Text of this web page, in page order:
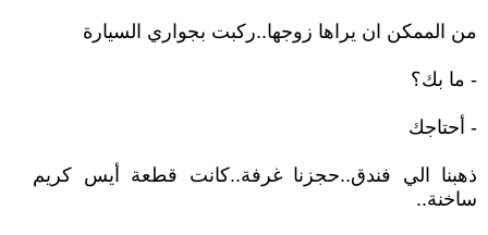
من الممكن ان يراها زوجها..ركبت بجواري السيارة
- ما بك؟
- أحتاجك
ذهبنا الي فندق..حجزنا غرفة..كانت قطعة أيس كريم
ساخنة..